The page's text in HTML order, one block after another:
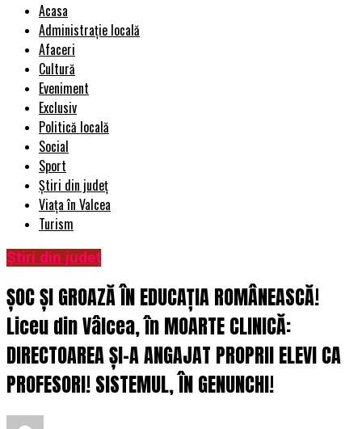
Acasa
Administrație locală
Afaceri
Cultură
Eveniment
Exclusiv
Politică locală
Social
Sport
Știri din județ
Viața în Valcea
Turism
Știri din județ
ȘOC ȘI GROAZĂ ÎN EDUCAȚIA ROMÂNEASCĂ!
Liceu din Vâlcea, în MOARTE CLINICĂ:
DIRECTOAREA ȘI-A ANGAJAT PROPRII ELEVI CA
PROFESORI! SISTEMUL, ÎN GENUNCHI!